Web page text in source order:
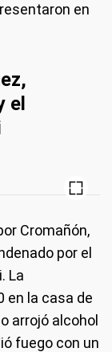
en
el
Cromañón,
por el
La
en la casa de
arrojó alcohol
fuego con un